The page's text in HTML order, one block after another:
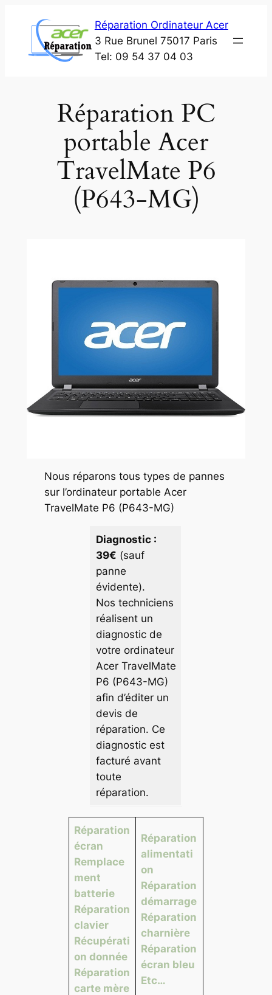
contenu
Réparation Ordinateur Acer
3 Rue Brunel 75017 Paris
Tel: 09 54 37 04 03
Réparation PC
portable Acer
TravelMate P6
(P643-MG)
Nous réparons tous types de pannes
sur l’ordinateur portable Acer
TravelMate P6 (P643-MG)
Diagnostic :
39€ (sauf
panne
évidente).
Nos techniciens
réalisent un
diagnostic de
votre ordinateur
Acer TravelMate
P6 (P643-MG)
afin d’éditer un
devis de
réparation. Ce
diagnostic est
facturé avant
toute
réparation.
Réparation
écran
Remplace
ment
batterie
Réparation
clavier
Récupérati
on donnée
Réparation
carte mère
Réparation
alimentati
on
Réparation
démarrage
Réparation
charnière
Réparation
écran bleu
Etc…